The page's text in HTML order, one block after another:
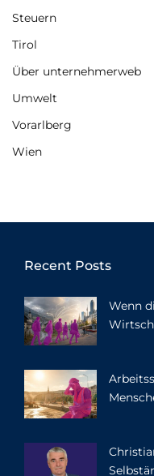
Steuern
Tirol
Über unternehmerweb
Umwelt
Vorarlberg
Wien
Recent Posts
Wenn